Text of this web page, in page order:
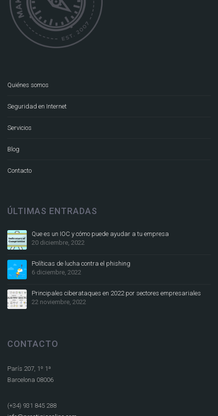
Quiénes somos
Seguridad en Internet
Servicios
Blog
Contacto
ÚLTIMAS ENTRADAS
Que es un IOC y cómo puede ayudar a tu empresa
20 diciembre, 2022
Políticas de lucha contra el phishing
6 diciembre, 2022
Principales ciberataques en 2022 por sectores empresariales
22 noviembre, 2022
CONTACTO
París 207, 1º 1ª
Barcelona 08006
(+34) 931 845 288